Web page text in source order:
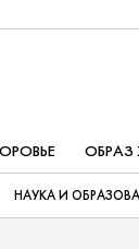
НАУКА И